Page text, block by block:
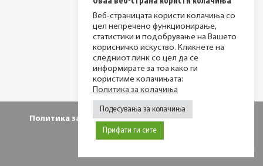
© 2026 МИР фондација
Политика за приватност Политика за колачиња
Веб-страницата користи колачиња со
цел непречено функционирање,
статистики и подобрување на Вашето
корисничко искуство. Кликнете на
следниот линк со цел да се
информирате за тоа како ги
користиме колачињата:
Политика за колачиња
Подесувања за колачиња
Прифати ги сите